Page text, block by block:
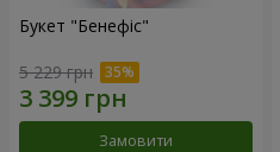
Букет "Бенефіс"
5 229 грн
Замовити